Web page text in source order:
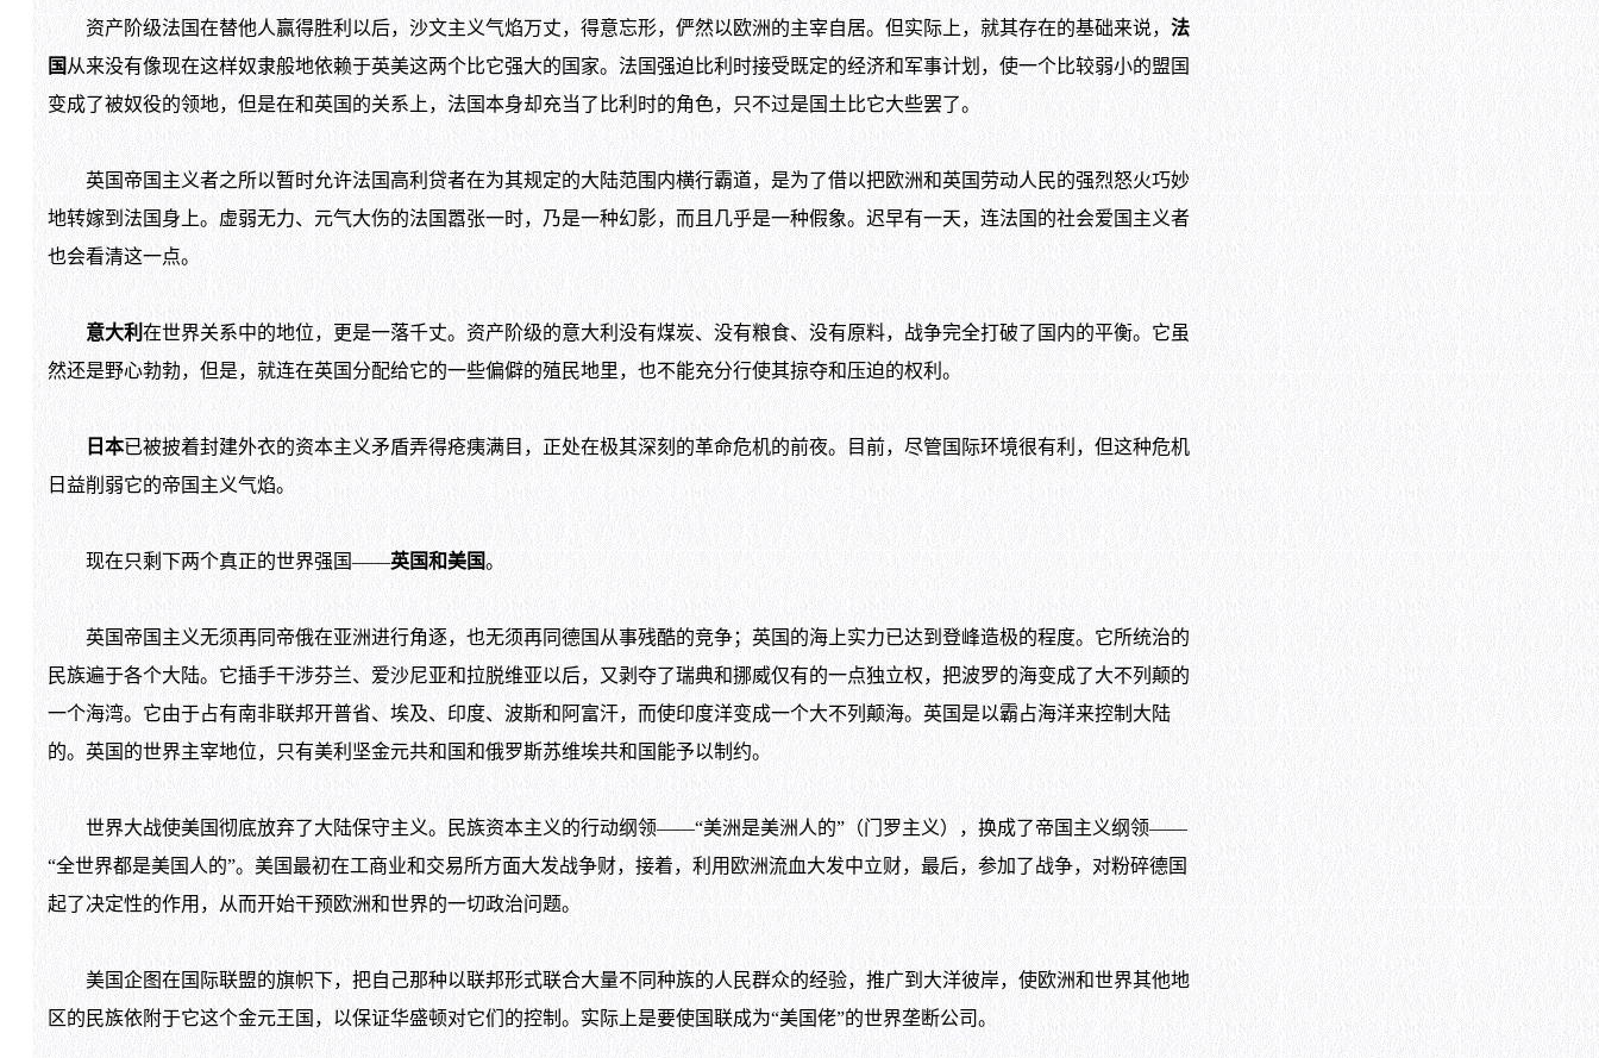
资产阶级法国在替他人赢得胜利以后，沙文主义气焰万丈，得意忘形，俨然以欧洲的主宰自居。但实际上，就其存在的基础来说， 法
国 从来没有像现在这样奴隶般地依赖于英美这两个比它强大的国家。法国强迫比利时接受既定的经济和军事计划，使一个比较弱小的盟国
变成了被奴役的领地，但是在和英国的关系上，法国本身却充当了比利时的角色，只不过是国土比它大些罢了。
英国帝国主义者之所以暂时允许法国高利贷者在为其规定的大陆范围内横行霸道，是为了借以把欧洲和英国劳动人民的强烈怒火巧妙
地转嫁到法国身上。虚弱无力、元气大伤的法国嚣张一时，乃是一种幻影，而且几乎是一种假象。迟早有一天，连法国的社会爱国主义者
也会看清这一点。
意大利 在世界关系中的地位，更是一落千丈。资产阶级的意大利没有煤炭、没有粮食、没有原料，战争完全打破了国内的平衡。它虽
然还是野心勃勃，但是，就连在英国分配给它的一些偏僻的殖民地里，也不能充分行使其掠夺和压迫的权利。
日本已被披着封建外衣的资本主义矛盾弄得疮痍满目，正处在极其深刻的革命危机的前夜。目前，尽管国际环境很有利，但这种危机
日益削弱它的帝国主义气焰。
现在只剩下两个真正的世界强国——英国和美国。
英国帝国主义无须再同帝俄在亚洲进行角逐，也无须再同德国从事残酷的竞争；英国的海上实力已达到登峰造极的程度。它所统治的
民族遍于各个大陆。它插手干涉芬兰、爱沙尼亚和拉脱维亚以后，又剥夺了瑞典和挪威仅有的一点独立权，把波罗的海变成了大不列颠的
一个海湾。它由于占有南非联邦开普省、埃及、印度、波斯和阿富汗，而使印度洋变成一个大不列颠海。英国是以霸占海洋来控制大陆
的。英国的世界主宰地位，只有美利坚金元共和国和俄罗斯苏维埃共和国能予以制约。
世界大战使美国彻底放弃了大陆保守主义。民族资本主义的行动纲领——“美洲是美洲人的”（门罗主义），换成了帝国主义纲领——
“全世界都是美国人的”。美国最初在工商业和交易所方面大发战争财，接着，利用欧洲流血大发中立财，最后，参加了战争，对粉碎德国
起了决定性的作用，从而开始干预欧洲和世界的一切政治问题。
美国企图在国际联盟的旗帜下，把自己那种以联邦形式联合大量不同种族的人民群众的经验，推广到大洋彼岸，使欧洲和世界其他地
区的民族依附于它这个金元王国，以保证华盛顿对它们的控制。实际上是要使国联成为“美国佬”的世界垄断公司。